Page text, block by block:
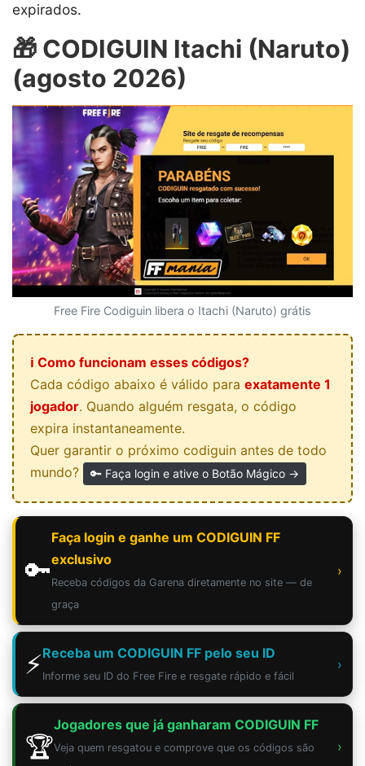
expirados.
🎁 CODIGUIN Itachi (Naruto)
(agosto 2026)
Free Fire Codiguin libera o Itachi (Naruto) grátis
ℹ️ Como funcionam esses códigos?
Cada código abaixo é válido para exatamente 1
jogador. Quando alguém resgata, o código
expira instantaneamente.
Quer garantir o próximo codiguin antes de todo
mundo?
🔑 Faça login e ative o Botão Mágico →
🔑
Faça login e ganhe um CODIGUIN FF
exclusivo
Receba códigos da Garena diretamente no site — de
graça
›
⚡Receba um CODIGUIN FF pelo seu ID
Informe seu ID do Free Fire e resgate rápido e fácil
›
🏆
Jogadores que já ganharam CODIGUIN FF
Veja quem resgatou e comprove que os códigos são
›